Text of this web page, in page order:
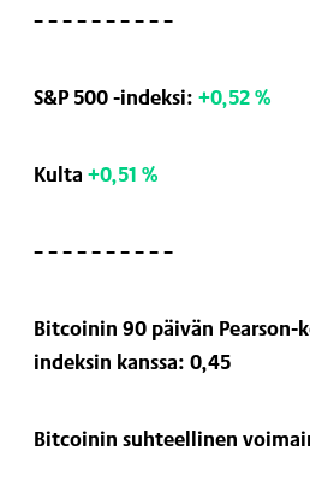
– – – – – – – – – –
S&P 500 -indeksi:+0,52 %
Kulta+0,51 %
– – – – – – – – – –
Bitcoinin 90 päivän Pearson-
indeksin kanssa: 0,45
Bitcoinin suhteellinen